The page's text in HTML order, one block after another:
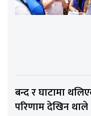
बन्द र घाटामा
परिणाम देखिन थाले :